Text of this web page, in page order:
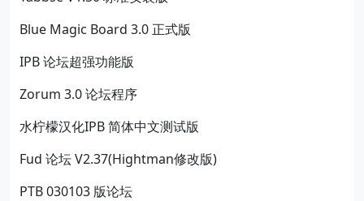
Blue Magic Board 3.0 正式版
IPB 论坛超强功能版
Zorum 3.0 论坛程序
水柠檬汉化IPB 简体中文测试版
Fud 论坛 V2.37(Hightman修改版)
PTB 030103 版论坛